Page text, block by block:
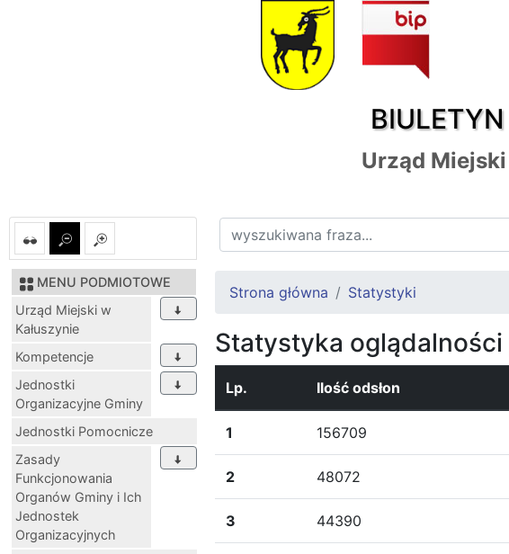
Urząd
MENU PODMIOTOWE
Urząd Miejski w
Kałuszynie
Kompetencje
Jednostki
Organizacyjne Gminy
Jednostki Pomocnicze
Zasady
Funkcjonowania
Organów Gminy i Ich
Jednostek
Organizacyjnych
Strona główna Statystyki
Statystyka oglądalności
Lp. Ilość odsłon
1 156709
2 48072
3 44390